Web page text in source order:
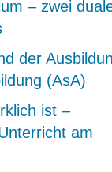
– zwei
der
(AsA)
ist –
am